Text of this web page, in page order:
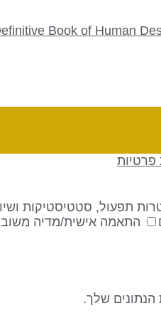
Book of Human
פרטיות
תפעול, סטטיסטיקות
התאמה אישית/מדיה
הנתונים שלך.